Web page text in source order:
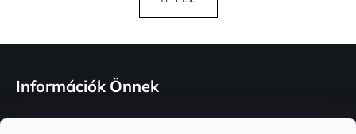
t
a
i
l
Információk Önnek